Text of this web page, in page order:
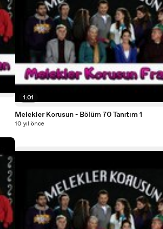
1:01
Melekler Korusun - Bölüm 70 Tanıtım 1
10 yıl önce